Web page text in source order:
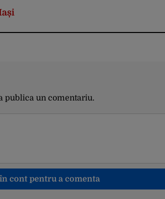
publica un comentariu.
cont pentru a comenta